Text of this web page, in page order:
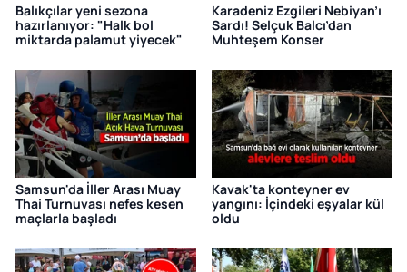
Balıkçılar yeni sezona
hazırlanıyor: "Halk bol
miktarda palamut yiyecek"
Karadeniz Ezgileri Nebiyan’ı
Sardı! Selçuk Balcı’dan
Muhteşem Konser
Samsun'da İller Arası Muay
Thai Turnuvası nefes kesen
maçlarla başladı
Kavak'ta konteyner ev
yangını: İçindeki eşyalar kül
oldu